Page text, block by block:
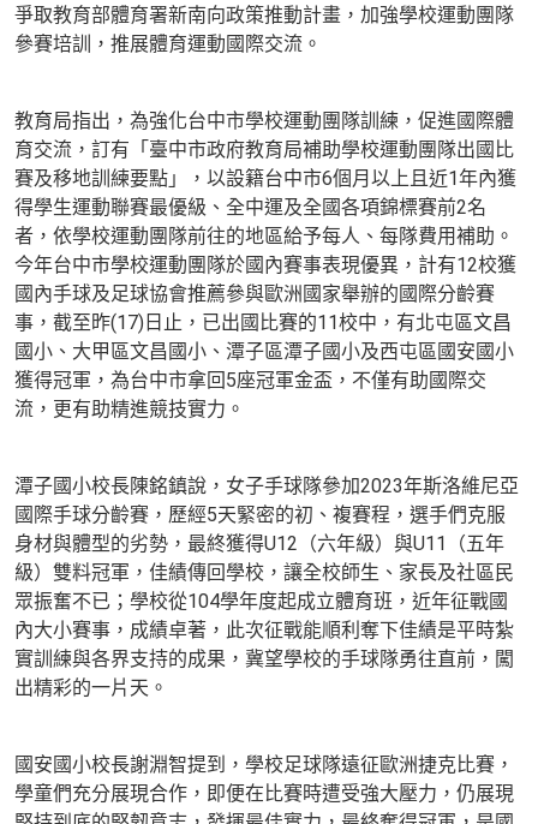
爭取教育部體育署新南向政策推動計畫，加強學校運動團隊
參賽培訓，推展體育運動國際交流。
教育局指出，為強化台中市學校運動團隊訓練，促進國際體
育交流，訂有「臺中市政府教育局補助學校運動團隊出國比
賽及移地訓練要點」，以設籍台中市6個月以上且近1年內獲
得學生運動聯賽最優級、全中運及全國各項錦標賽前2名
者，依學校運動團隊前往的地區給予每人、每隊費用補助。
今年台中市學校運動團隊於國內賽事表現優異，計有12校獲
國內手球及足球協會推薦參與歐洲國家舉辦的國際分齡賽
事，截至昨(17)日止，已出國比賽的11校中，有北屯區文昌
國小、大甲區文昌國小、潭子區潭子國小及西屯區國安國小
獲得冠軍，為台中市拿回5座冠軍金盃，不僅有助國際交
流，更有助精進競技實力。
潭子國小校長陳銘鎮說，女子手球隊參加2023年斯洛維尼亞
國際手球分齡賽，歷經5天緊密的初、複賽程，選手們克服
身材與體型的劣勢，最終獲得U12（六年級）與U11（五年
級）雙料冠軍，佳績傳回學校，讓全校師生、家長及社區民
眾振奮不已；學校從104學年度起成立體育班，近年征戰國
內大小賽事，成績卓著，此次征戰能順利奪下佳績是平時紮
實訓練與各界支持的成果，冀望學校的手球隊勇往直前，闖
出精彩的一片天。
國安國小校長謝淵智提到，學校足球隊遠征歐洲捷克比賽，
學童們充分展現合作，即便在比賽時遭受強大壓力，仍展現